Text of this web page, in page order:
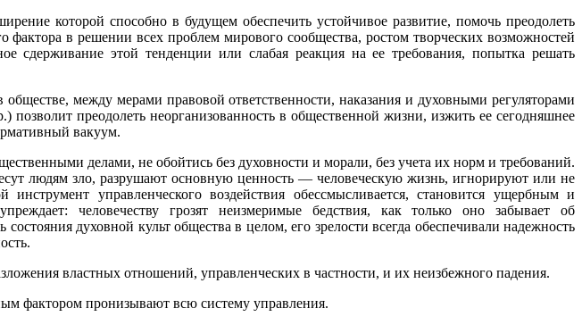
которой способно в будущем обеспечить устойчивое развитие, помочь преодолеть
фактора в решении всех проблем мирового сообщества, ростом творческих возможностей
сдерживание этой тенденции или слабая реакция на ее требования, попытка решать
между мерами правовой ответственности, наказания и духовными регуляторами
преодолеть неорганизованность в общественной жизни, изжить ее сегодняшнее
вакуум.
делами, не обойтись без духовности и морали, без учета их норм и требований.
людям зло, разрушают основную ценность — человеческую жизнь, игнорируют или не
управленческого воздействия обессмысливается, становится ущербным и
человечеству грозят неизмеримые бедствия, как только оно забывает об
духовной культ общества в целом, его зрелости всегда обеспечивали надежность
властных отношений, управленческих в частности, и их неизбежного падения.
фактором пронизывают всю систему управления.